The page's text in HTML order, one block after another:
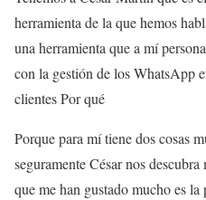
herramienta de la que hemos
una herramienta que a mí
con la gestión de los WhatsApp
clientes Por qué
Porque para mí tiene dos cosas
seguramente César nos
que me han gustado mucho es